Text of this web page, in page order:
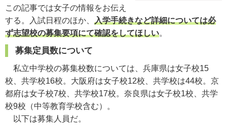
この記事では女子の情報をお伝え
する。入試日程のほか、 入学手続きなど詳細については必
ず志望校の募集要項にて確認をしてほしい。
募集定員数について
私立中学校の募集校数については、兵庫県は女子校15
校、共学校16校。大阪府は女子校12校、共学校は44校。京
都府は女子校7校、共学校17校。奈良県は女子校1校、共学
校9校（中等教育学校含む）。
以下は募集人員だ。